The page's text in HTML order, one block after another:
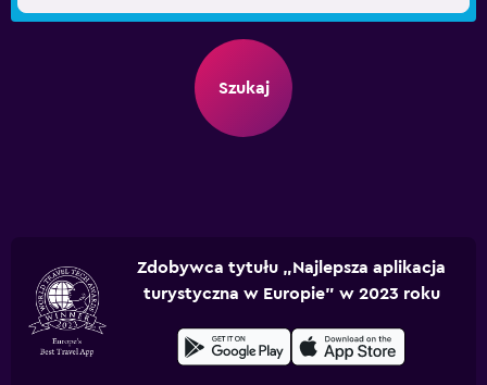
Szukaj
Zdobywca tytułu „Najlepsza aplikacja
turystyczna w Europie” w 2023 roku